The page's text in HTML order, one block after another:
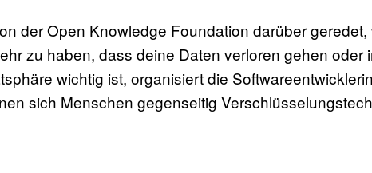
der Open Knowledge Foundation darüber geredet,
zu haben, dass deine Daten verloren gehen oder
wichtig ist, organisiert die
sich Menschen gegenseitig